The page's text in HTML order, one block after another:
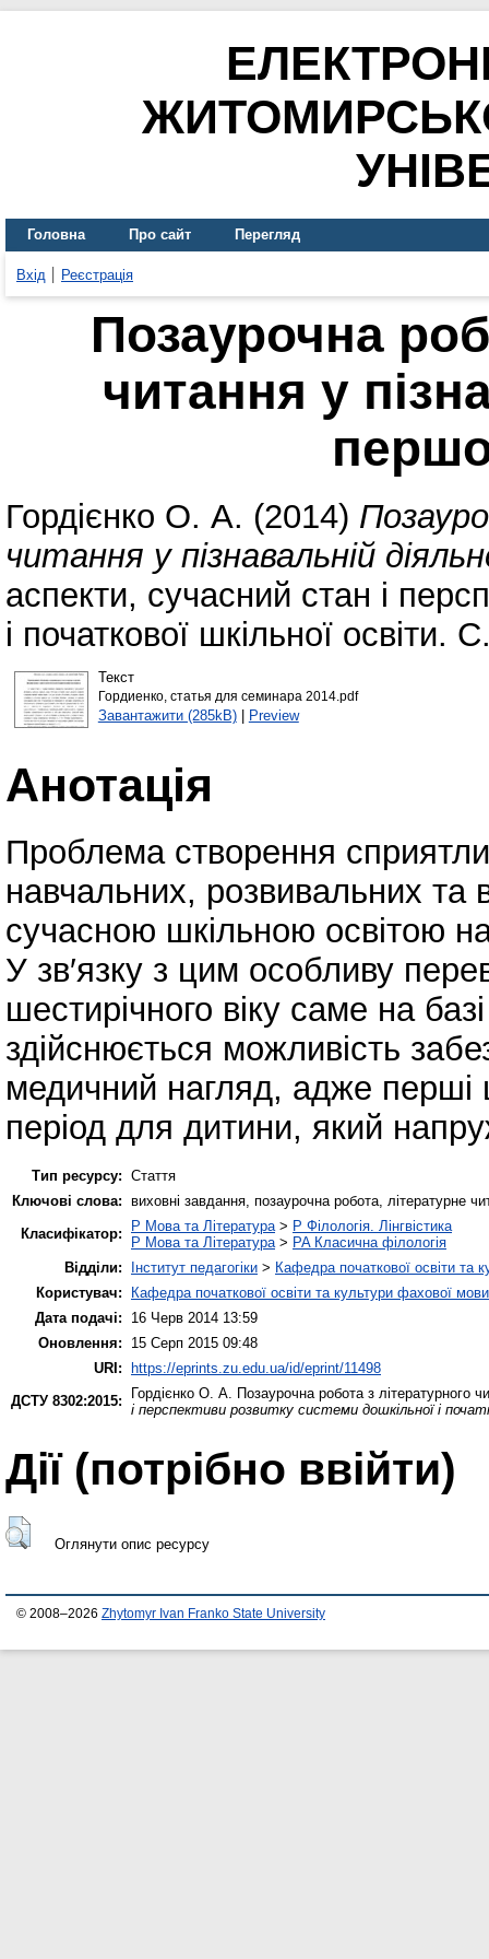
Головна Про сайт Перегляд
Вхід Реєстрація
Позаурочна
читання у
Гордієнко О. А. (2014)
читання у пізнавальній
аспекти, сучасний стан і
і початкової шкільної освіти.
Текст
Гордиенко, статья для семинара 2014.pdf
Завантажити (285kB)| Preview
Анотація
Проблема створення
навчальних, розвивальних та
сучасною шкільною освітою
У зв′язку з цим особливу
шестирічного віку саме на
здійснюється можливість
медичний нагляд, адже перші
період для дитини, який
Тип ресурсу: Стаття
Ключові слова: виховні завдання, позаурочна робота, літературне
Класифікатор:
P Мова та Література > P Філологія. Лінгвістика
P Мова та Література > PA Класична філологія
Відділи:
Інститут педагогіки > Кафедра початкової освіти та
Користувач:
Кафедра початкової освіти та культури фахової мови
Дата подачі:
16 Черв 2014 13:59
Оновлення:
15 Серп 2015 09:48
URI: https://eprints.zu.edu.ua/id/eprint/11498
ДСТУ 8302:2015:
Гордієнко О. А. Позаурочна робота з літературного
і перспективи розвитку системи дошкільної і
Дії ​​(потрібно ввійти)
Оглянути опис ресурсу
© 2008–2026 Zhytomyr Ivan Franko State University